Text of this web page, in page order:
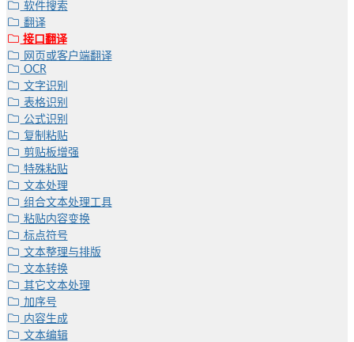
软件搜索
翻译
接口翻译
网页或客户端翻译
OCR
文字识别
表格识别
公式识别
复制粘贴
剪贴板增强
特殊粘贴
文本处理
组合文本处理工具
粘贴内容变换
标点符号
文本整理与排版
文本转换
其它文本处理
加序号
内容生成
文本编辑